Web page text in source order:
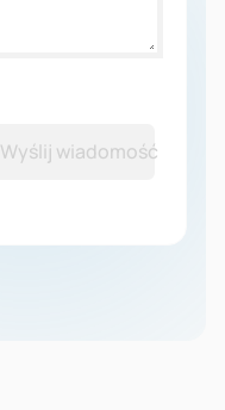
Wyślij wiadomość